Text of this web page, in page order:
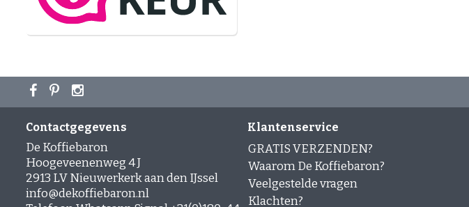
Contactgegevens
De Koffiebaron
Hoogeveenenweg 4 J
2913 LV Nieuwerkerk aan den IJssel
info@dekoffiebaron.nl
Klantenservice
GRATIS VERZENDEN?
Waarom De Koffiebaron?
Veelgestelde vragen
Klachten?